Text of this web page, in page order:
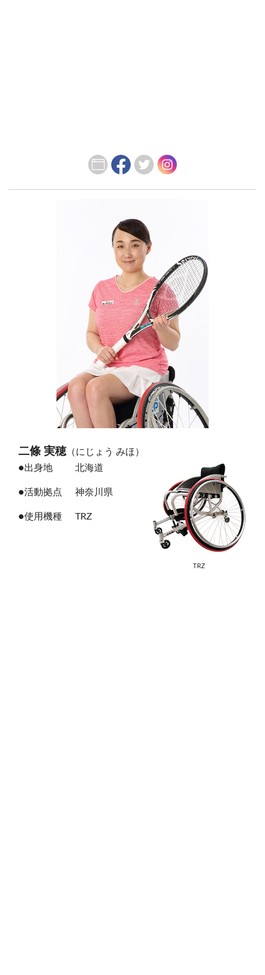
二條 実穂 （にじょう みほ）
●出身地
北海道
●活動拠点 神奈川県
●使用機種 TRZ
TRZ